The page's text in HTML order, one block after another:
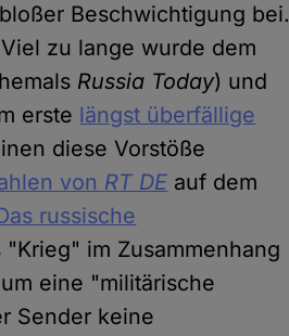
Beschwichtigung bei.
zu lange wurde dem
Russia Today) und
erste längst überfällige
diese Vorstöße
von RT DE auf dem
russische
im Zusammenhang
eine "militärische
Sender keine